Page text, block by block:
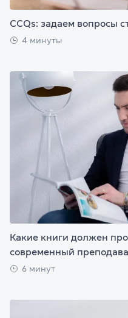
CCQs: задаем вопросы
4 минуты
Какие книги должен
современный
6 минут